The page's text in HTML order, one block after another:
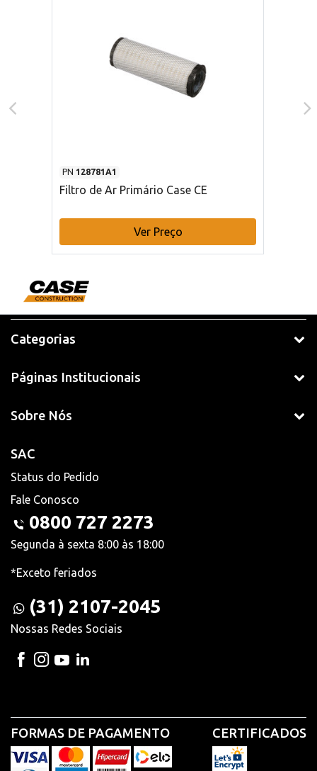
PN 128781A1
Filtro de Ar Primário Case CE
Ver Preço
Categorias
Páginas Institucionais
Sobre Nós
SAC
Status do Pedido
Fale Conosco
0800 727 2273
Segunda à sexta 8:00 às 18:00
*Exceto feriados
(31) 2107-2045
Nossas Redes Sociais
FORMAS DE PAGAMENTO CERTIFICADOS